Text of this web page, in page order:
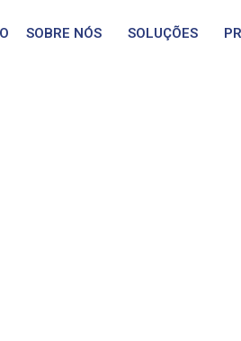
SOBRE NÓS SOLUÇÕES
kV, 600A